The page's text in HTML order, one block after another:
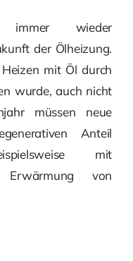
wieder
der Ölheizung.
mit Öl durch
wurde, auch nicht
müssen neue
Anteil
mit
von